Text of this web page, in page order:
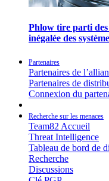
Phlow tire parti
inégalée des
Partenaires
Partenaires de
Partenaires de
Connexion du
Recherche sur les menaces
Team82 Accueil
Threat Intelligence
Tableau de bord de
Recherche
Discussions